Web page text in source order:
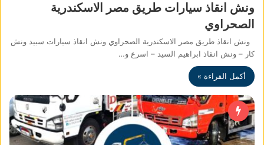
ونش انقاذ سيارات طريق مصر الاسكندرية
الصحراوي
ونش انقاذ طريق مصر الاسكندرية الصحراوي ونش انقاذ سيارات سبيد ونش
كار – ونش انقاذ ابراهيم السيد – اسرع و…
أكمل القراءة »